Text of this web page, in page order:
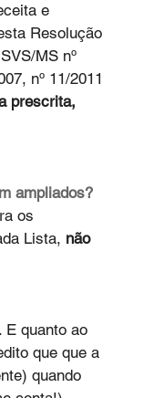
e
Resolução
MS nº
nº 11/2011
prescrita,
ampliados?
os
Lista, não
E quanto ao
que que a
quando